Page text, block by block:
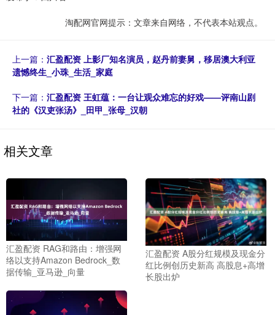
淘配网官网提示：文章来自网络，不代表本站观点。
上一篇： 汇盈配资 上影厂知名演员，赵丹前妻舅，移居澳大利亚
遗憾终生_小珠_生活_家庭
下一篇： 汇盈配资 王虹蕴：一台让观众难忘的好戏——评南山剧
社的《汉吏张汤》_田甲_张母_汉朝
相关文章
汇盈配资 RAG和路由：增强网
络以支持Amazon Bedrock_数
据传输_亚马逊_向量
汇盈配资 A股分红规模及现金分
红比例创历史新高 高股息+高增
长股出炉